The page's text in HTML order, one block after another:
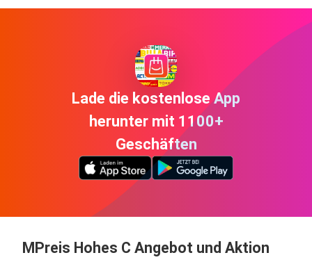
Lade die kostenlose App
herunter mit 1100+
Geschäften
MPreis Hohes C Angebot und Aktion